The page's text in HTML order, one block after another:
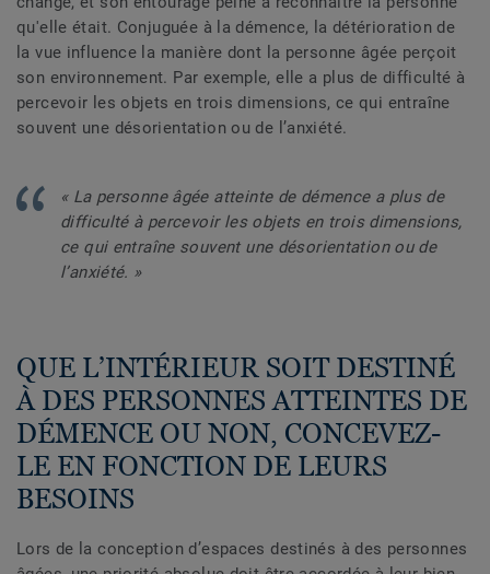
qu'elle était. Conjuguée à la démence, la détérioration de
la vue influence la manière dont la personne âgée perçoit
son environnement. Par exemple, elle a plus de difficulté à
percevoir les objets en trois dimensions, ce qui entraîne
souvent une désorientation ou de l’anxiété.
« La personne âgée atteinte de démence a plus de
difficulté à percevoir les objets en trois dimensions,
ce qui entraîne souvent une désorientation ou de
l’anxiété. »
QUE L’INTÉRIEUR SOIT DESTINÉ
À DES PERSONNES ATTEINTES DE
DÉMENCE OU NON, CONCEVEZ-
LE EN FONCTION DE LEURS
BESOINS
Lors de la conception d’espaces destinés à des personnes